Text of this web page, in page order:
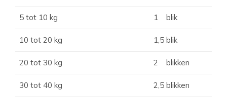
5 tot 10 kg 1 blik
10 tot 20 kg 1,5 blik
20 tot 30 kg 2 blikken
30 tot 40 kg 2,5 blikken